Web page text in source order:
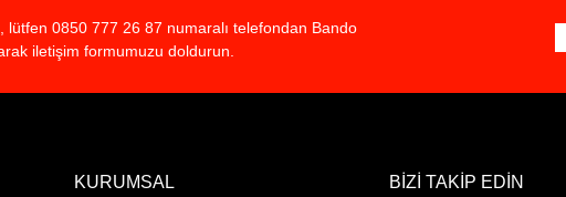
lütfen 0850 777 26 87 numaralı telefondan Bando
iletişim formumuzu doldurun.
KURUMSAL BİZİ TAKİP EDİN